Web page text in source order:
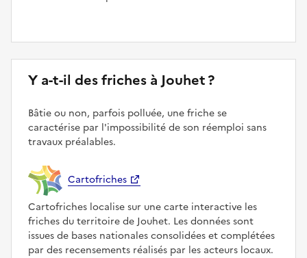
Y a-t-il des friches à Jouhet ?
Bâtie ou non, parfois polluée, une friche se
caractérise par l'impossibilité de son réemploi sans
travaux préalables.
Cartofriches
Cartofriches localise sur une carte interactive les
friches du territoire de Jouhet. Les données sont
issues de bases nationales consolidées et complétées
par des recensements réalisés par les acteurs locaux.